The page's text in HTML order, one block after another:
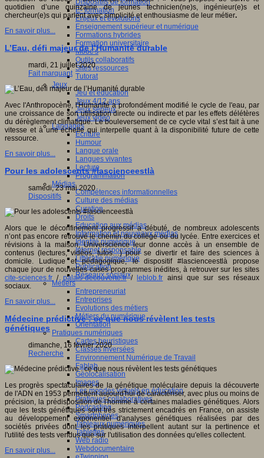
Dispositifs de formation
E- formation
Enjeux et évolutions
Enseignement supérieur et numérique
Formations hybrides
Formation universitaire
Mooc’s
Outils collaboratifs
Sites ressources
Tutorat
Jeux
Jeu et éducation
Jeux 4/12 ans
Jeux sérieux
Jeux vidéo
Langages
Ecriture
Humour
Langue orale
Langues vivantes
Lecture
Programmation
Médias
Compétences informationnelles
Culture des médias
Curation
Droits
Education aux médias
Information et nouveaux médias
Identité numérique
Internet responsable
Littératie numérique
Publication
Réseaux sociaux
Métiers
Entrepreneuriat
Entreprises
Evolutions des métiers
Métiers du numérique
Orientation
Pratiques numériques
Cartes heuristiques
Classes inversées
Environnement Numérique de Travail
Fablab
Géolocalisation
Images
Les mondes virtuels en éducation
Pratiques collaboratives
Podcasting
Smartphones
Tableaux numériques
Tablettes
Web radio
Webdocumentaire
quotidien d’une quinzaine de jeunes technicien(ne)s, ingénieur(e)s et
chercheur(e)s qui parlent avec simplicité et enthousiasme de leur métier.
En savoir plus...
L’Eau, défi majeur de l’Humanité durable
mardi, 21 juillet 2020
Fait marquant
Avec l'Anthropocène, l'Humanité a profondément modifié le cycle de l'eau, par
une croissance de son utilisation directe ou indirecte et par les effets délétères
du dérèglement climatique. Le bouleversement de ce cycle vital s’est fait à une
vitesse et à une échelle qui interpelle quant à la disponibilité future de cette
ressource.
En savoir plus...
Pour les adolescents #lascienceestlà
samedi, 23 mai 2020
Dispositifs
Alors que le déconfinement progressif a débuté, de nombreux adolescents
n’ont pas encore retrouvé le chemin du collège ou du lycée. Entre exercices et
révisions à la maison, Universcience leur donne accès à un ensemble de
contenus (lectures, vidéos, tutos…) pour se divertir et faire des sciences à
domicile. Ludique et pédagogique, le dispositif #lascienceestlà propose
chaque jour de nouvelles cases programmes inédites, à retrouver sur les sites
cite-sciences.fr / palais-decouverte.fr/ leblob.fr ainsi que sur ses réseaux
sociaux.
En savoir plus...
Médecine prédictive : ce que nous révèlent les tests
génétiques
dimanche, 16 février 2020
Recherche
Les progrès spectaculaires de la génétique moléculaire depuis la découverte
de l'ADN en 1953 permettent aujourd'hui de caractériser, avec plus ou moins de
précision, la prédisposition de l'homme à certaines maladies génétiques. Alors
que les tests génétiques sont très strictement encadrés en France, on assiste
au développement exponentiel d'analyses génétiques réalisées par des
sociétés privées dont les pratiques interpellent autant sur la pertinence et
l'utilité des tests vendus que sur l'utilisation des données qu'elles collectent.
En savoir plus...